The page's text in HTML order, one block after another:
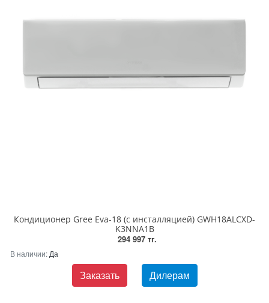
Кондиционер Gree Eva-18 (с инсталляцией) GWH18ALCXD-
K3NNA1B
294 997 тг.
В наличии: Да
Заказать Дилерам